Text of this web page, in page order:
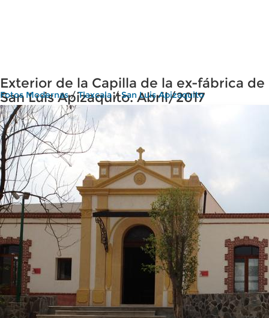
Exterior de la Capilla de la ex-fábrica de
San Luis Apizaquito. Abril/2017
Fotos Modernas/Tlaxcala/San Luis Apizaquito